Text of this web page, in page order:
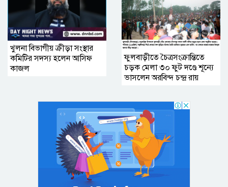
খুলনা বিভাগীয় ক্রীড়া সংস্থার
কমিটির সদস্য হলেন আসিফ
কাজল
ফুলবাড়ীতে চৈত্রসংক্রান্তিতে
চড়ক মেলা ৩০ ফুট দণ্ডে শূন্যে
ভাসলেন অরবিন্দ চন্দ্র রায়